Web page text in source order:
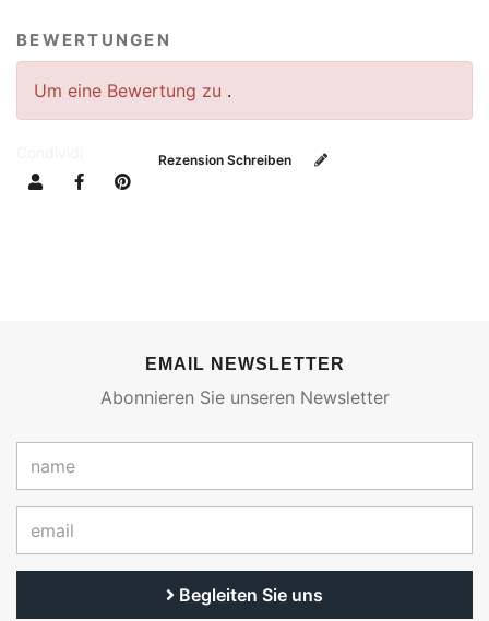
BEWERTUNGEN
Um eine Bewertung zu .
Rezension Schreiben
EMAIL NEWSLETTER
Abonnieren Sie unseren Newsletter
Begleiten Sie uns